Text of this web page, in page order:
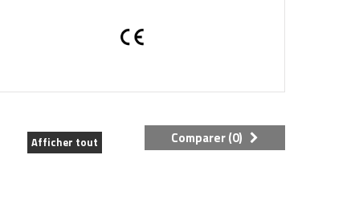
Comparer (0)
Afficher tout